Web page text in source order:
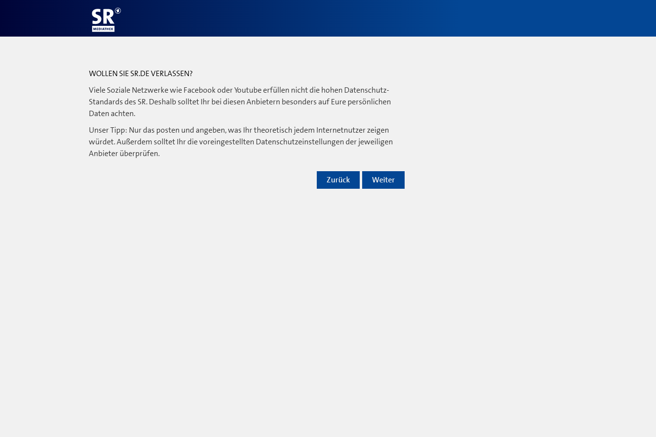
WOLLEN SIE SR.DE VERLASSEN?
Viele Soziale Netzwerke wie Facebook oder Youtube erfüllen nicht die hohen Datenschutz-
Standards des SR. Deshalb solltet Ihr bei diesen Anbietern besonders auf Eure persönlichen
Daten achten.
Unser Tipp: Nur das posten und angeben, was Ihr theoretisch jedem Internetnutzer zeigen
würdet. Außerdem solltet Ihr die voreingestellten Datenschutzeinstellungen der jeweiligen
Anbieter überprüfen.
Weiter
Zurück